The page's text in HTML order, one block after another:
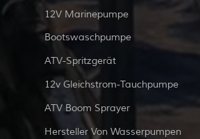
12V Marinepumpe
Bootswaschpumpe
ATV-Spritzgerät
12v Gleichstrom-Tauchpumpe
ATV Boom Sprayer
Hersteller Von Wasserpumpen